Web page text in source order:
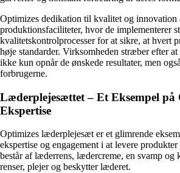
Optimizes dedikation til kvalitet og innovation
produktionsfaciliteter, hvor de implementerer
kvalitetskontrolprocesser for at sikre, at hvert
høje standarder. Virksomheden stræber efter
ikke kun opnår de ønskede resultater, men
forbrugerne.
Læderplejesættet – Et Eksempel på
Ekspertise
Optimizes læderplejesæt er et glimrende
ekspertise og engagement i at levere
består af læderrens, lædercreme, en svamp og
renser, plejer og beskytter læderet.